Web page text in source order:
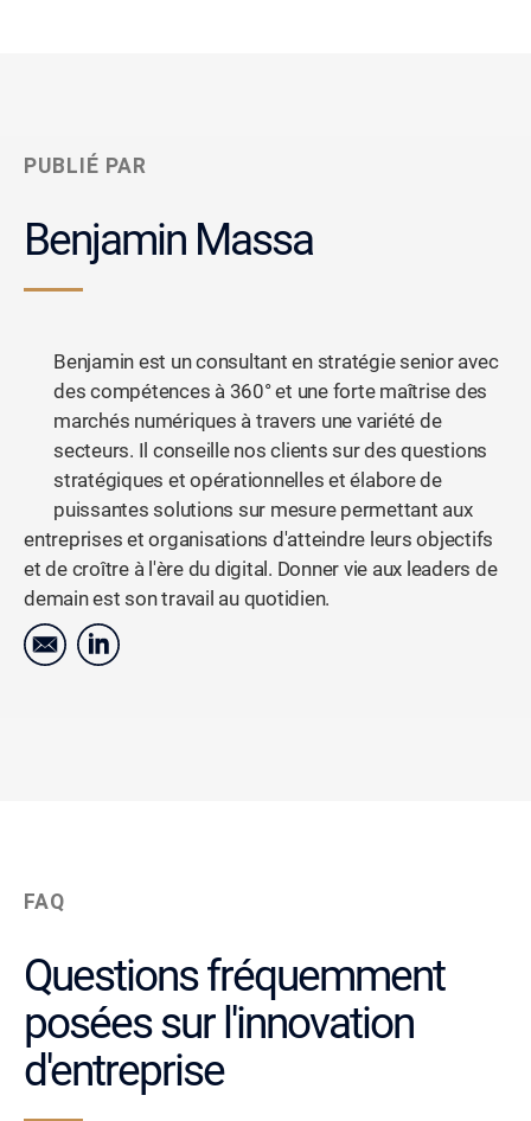
PUBLIÉ PAR
Benjamin Massa
Benjamin est un consultant en stratégie senior avec
des compétences à 360° et une forte maîtrise des
marchés numériques à travers une variété de
secteurs. Il conseille nos clients sur des questions
stratégiques et opérationnelles et élabore de
puissantes solutions sur mesure permettant aux
entreprises et organisations d'atteindre leurs objectifs
et de croître à l'ère du digital. Donner vie aux leaders de
demain est son travail au quotidien.
FAQ
Questions fréquemment
posées sur l'innovation
d'entreprise